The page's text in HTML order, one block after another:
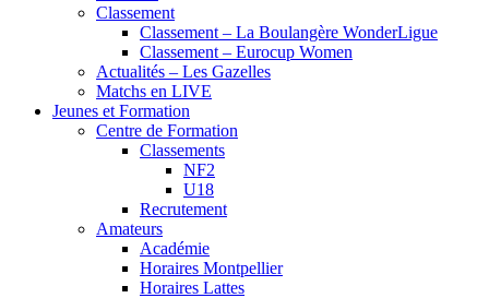
Classement
Classement – La Boulangère WonderLigue
Classement – Eurocup Women
Actualités – Les Gazelles
Matchs en LIVE
Jeunes et Formation
Centre de Formation
Classements
NF2
U18
Recrutement
Amateurs
Académie
Horaires Montpellier
Horaires Lattes